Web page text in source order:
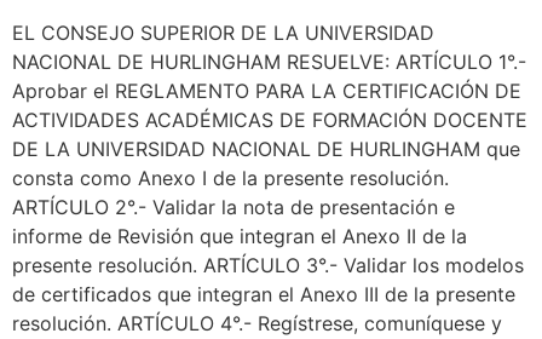
EL CONSEJO SUPERIOR DE LA UNIVERSIDAD
NACIONAL DE HURLINGHAM RESUELVE: ARTÍCULO 1°.-
Aprobar el REGLAMENTO PARA LA CERTIFICACIÓN DE
ACTIVIDADES ACADÉMICAS DE FORMACIÓN DOCENTE
DE LA UNIVERSIDAD NACIONAL DE HURLINGHAM que
consta como Anexo I de la presente resolución.
ARTÍCULO 2°.- Validar la nota de presentación e
informe de Revisión que integran el Anexo II de la
presente resolución. ARTÍCULO 3°.- Validar los modelos
de certificados que integran el Anexo III de la presente
resolución. ARTÍCULO 4°.- Regístrese, comuníquese y